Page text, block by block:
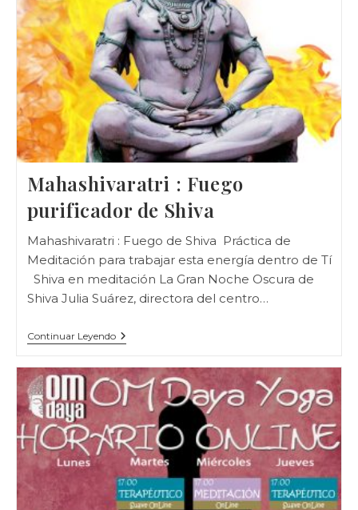
Mahashivaratri : Fuego
purificador de Shiva
Mahashivaratri : Fuego de Shiva Práctica de
Meditación para trabajar esta energía dentro de Tí
Shiva en meditación La Gran Noche Oscura de
Shiva Julia Suárez, directora del centro…
Continuar LeyendoMahashivaratri
:
Purificador
De
Shiva